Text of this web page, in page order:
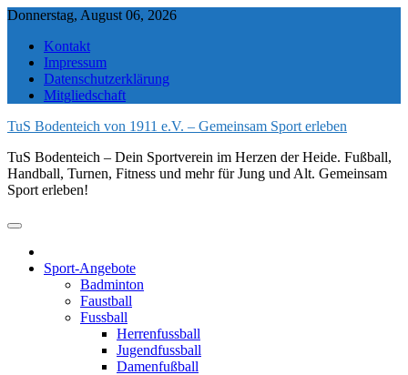
Skip
content
Donnerstag, August 06, 2026
Kontakt
Impressum
Datenschutzerklärung
Mitgliedschaft
TuS Bodenteich von 1911 e.V. – Gemeinsam Sport erleben
TuS Bodenteich – Dein Sportverein im Herzen der Heide. Fußball,
Handball, Turnen, Fitness und mehr für Jung und Alt. Gemeinsam
Sport erleben!
Sport-Angebote
Badminton
Faustball
Fussball
Herrenfussball
Jugendfussball
Damenfußball